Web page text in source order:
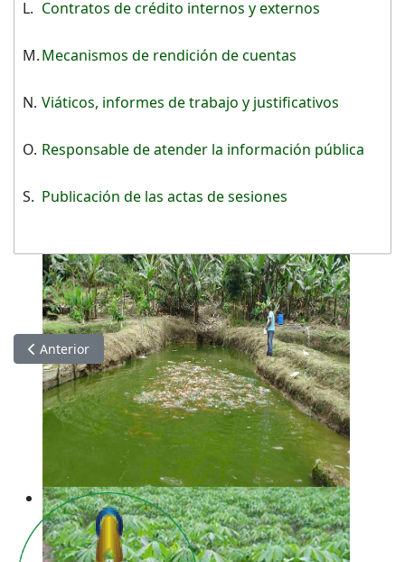
L. Contratos de crédito internos y externos
M.Mecanismos de rendición de cuentas
N. Viáticos, informes de trabajo y justificativos
O. Responsable de atender la información pública
S. Publicación de las actas de sesiones
Artículo anterior: Información de FEBRERO 2021
Anterior